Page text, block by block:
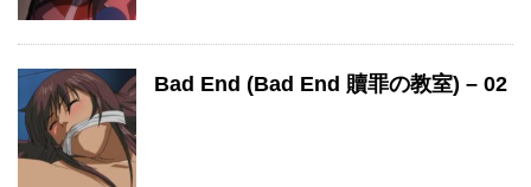
Bad End (Bad End 贖罪の教室) – 02